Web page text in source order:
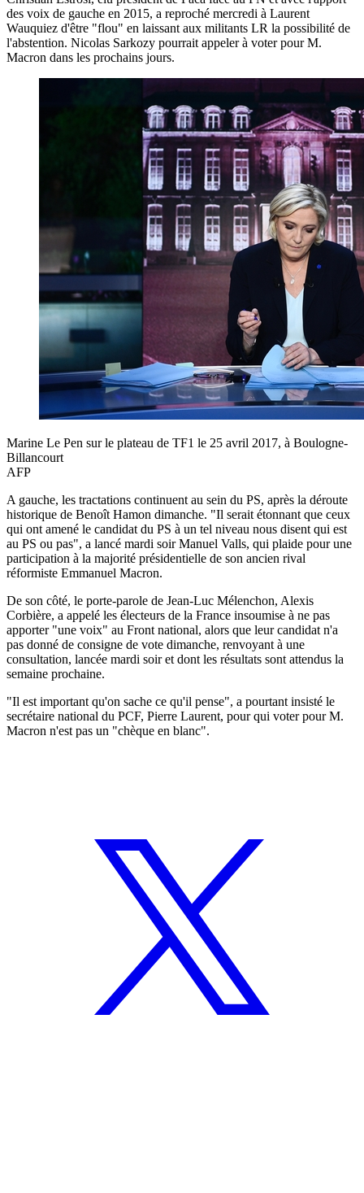
des voix de gauche en 2015, a reproché mercredi à Laurent
Wauquiez d'être "flou" en laissant aux militants LR la possibilité de
l'abstention. Nicolas Sarkozy pourrait appeler à voter pour M.
Macron dans les prochains jours.
Marine Le Pen sur le plateau de TF1 le 25 avril 2017, à Boulogne-
Billancourt
AFP
A gauche, les tractations continuent au sein du PS, après la déroute
historique de Benoît Hamon dimanche. "Il serait étonnant que ceux
qui ont amené le candidat du PS à un tel niveau nous disent qui est
au PS ou pas", a lancé mardi soir Manuel Valls, qui plaide pour une
participation à la majorité présidentielle de son ancien rival
réformiste Emmanuel Macron.
De son côté, le porte-parole de Jean-Luc Mélenchon, Alexis
Corbière, a appelé les électeurs de la France insoumise à ne pas
apporter "une voix" au Front national, alors que leur candidat n'a
pas donné de consigne de vote dimanche, renvoyant à une
consultation, lancée mardi soir et dont les résultats sont attendus la
semaine prochaine.
"Il est important qu'on sache ce qu'il pense", a pourtant insisté le
secrétaire national du PCF, Pierre Laurent, pour qui voter pour M.
Macron n'est pas un "chèque en blanc".